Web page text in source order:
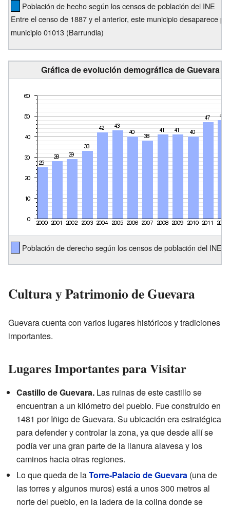
Población de hecho según los censos de población del INE
Entre el censo de 1887 y el anterior, este municipio desaparece
municipio 01013 (Barrundia)
Gráfica de evolución demográfica de Guevara
Población de derecho según los censos de población del INE.
Cultura y Patrimonio de Guevara
Guevara cuenta con varios lugares históricos y tradiciones
importantes.
Lugares Importantes para Visitar
Castillo de Guevara. Las ruinas de este castillo se
encuentran a un kilómetro del pueblo. Fue construido en
1481 por Iñigo de Guevara. Su ubicación era estratégica
para defender y controlar la zona, ya que desde allí se
podía ver una gran parte de la llanura alavesa y los
caminos hacia otras regiones.
Lo que queda de laTorre-Palacio de Guevara (una de
las torres y algunos muros) está a unos 300 metros al
norte del pueblo, en la ladera de la colina donde se